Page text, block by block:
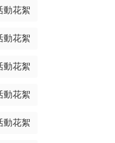
動花絮
動花絮
動花絮
動花絮
動花絮